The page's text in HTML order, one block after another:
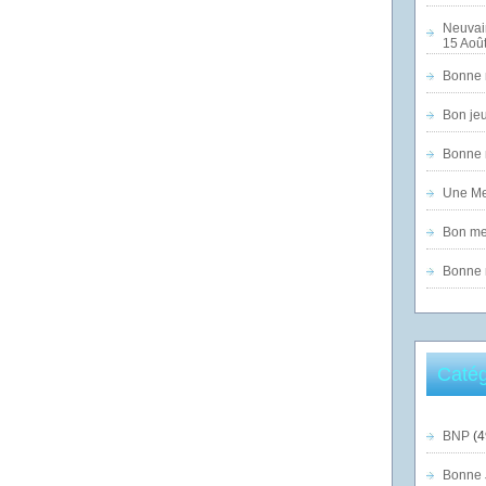
15
Bonne
Bon
Bonne
Une
Bon
Bonne
BNP
Bonne